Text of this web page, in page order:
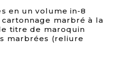
en un volume in-8
cartonnage marbré à la
titre de maroquin
marbrées (reliure